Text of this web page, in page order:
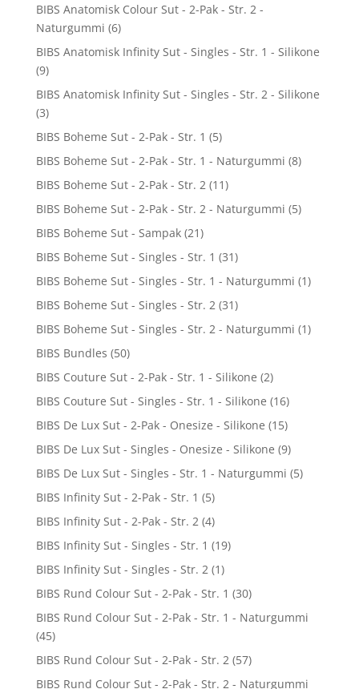
BIBS Anatomisk Colour Sut - 2-Pak - Str. 2 -
Naturgummi (6)
BIBS Anatomisk Infinity Sut - Singles - Str. 1 - Silikone
(9)
BIBS Anatomisk Infinity Sut - Singles - Str. 2 - Silikone
(3)
BIBS Boheme Sut - 2-Pak - Str. 1 (5)
BIBS Boheme Sut - 2-Pak - Str. 1 - Naturgummi (8)
BIBS Boheme Sut - 2-Pak - Str. 2 (11)
BIBS Boheme Sut - 2-Pak - Str. 2 - Naturgummi (5)
BIBS Boheme Sut - Sampak (21)
BIBS Boheme Sut - Singles - Str. 1 (31)
BIBS Boheme Sut - Singles - Str. 1 - Naturgummi (1)
BIBS Boheme Sut - Singles - Str. 2 (31)
BIBS Boheme Sut - Singles - Str. 2 - Naturgummi (1)
BIBS Bundles (50)
BIBS Couture Sut - 2-Pak - Str. 1 - Silikone (2)
BIBS Couture Sut - Singles - Str. 1 - Silikone (16)
BIBS De Lux Sut - 2-Pak - Onesize - Silikone (15)
BIBS De Lux Sut - Singles - Onesize - Silikone (9)
BIBS De Lux Sut - Singles - Str. 1 - Naturgummi (5)
BIBS Infinity Sut - 2-Pak - Str. 1 (5)
BIBS Infinity Sut - 2-Pak - Str. 2 (4)
BIBS Infinity Sut - Singles - Str. 1 (19)
BIBS Infinity Sut - Singles - Str. 2 (1)
BIBS Rund Colour Sut - 2-Pak - Str. 1 (30)
BIBS Rund Colour Sut - 2-Pak - Str. 1 - Naturgummi
(45)
BIBS Rund Colour Sut - 2-Pak - Str. 2 (57)
BIBS Rund Colour Sut - 2-Pak - Str. 2 - Naturgummi